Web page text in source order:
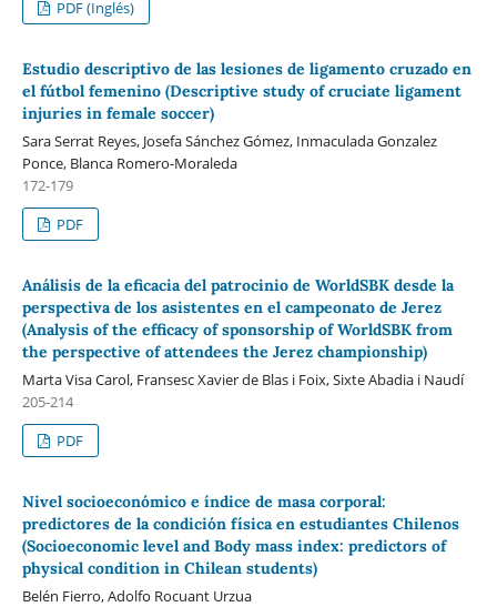
PDF (Inglés)
Estudio descriptivo de las lesiones de ligamento cruzado en
el fútbol femenino (Descriptive study of cruciate ligament
injuries in female soccer)
Sara Serrat Reyes, Josefa Sánchez Gómez, Inmaculada Gonzalez
Ponce, Blanca Romero-Moraleda
172-179
PDF
Análisis de la eficacia del patrocinio de WorldSBK desde la
perspectiva de los asistentes en el campeonato de Jerez
(Analysis of the efficacy of sponsorship of WorldSBK from
the perspective of attendees the Jerez championship)
Marta Visa Carol, Fransesc Xavier de Blas i Foix, Sixte Abadia i Naudí
205-214
PDF
Nivel socioeconómico e índice de masa corporal:
predictores de la condición física en estudiantes Chilenos
(Socioeconomic level and Body mass index: predictors of
physical condition in Chilean students)
Belén Fierro, Adolfo Rocuant Urzua